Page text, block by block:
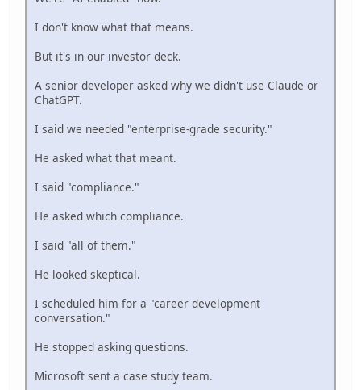
I don't know what that means.
But it's in our investor deck.
A senior developer asked why we didn't use Claude or
ChatGPT.
I said we needed "enterprise-grade security."
He asked what that meant.
I said "compliance."
He asked which compliance.
I said "all of them."
He looked skeptical.
I scheduled him for a "career development
conversation."
He stopped asking questions.
Microsoft sent a case study team.